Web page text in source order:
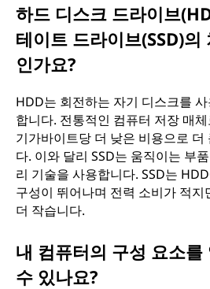
하드 디스크 드라이브
테이트 드라이브(SSD)의
인가요?
HDD는 회전하는 자기 디스크를
합니다. 전통적인 컴퓨터 저장 매
기가바이트당 더 낮은 비용으로 더
다. 이와 달리 SSD는 움직이는 부
리 기술을 사용합니다. SSD는
구성이 뛰어나며 전력 소비가 적지
더 작습니다.
내 컴퓨터의 구성 요소를
수 있나요?